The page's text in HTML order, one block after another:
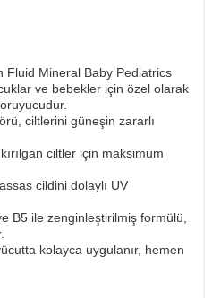
Fluid Mineral Baby Pediatrics
ve bebekler için özel olarak
ciltlerini güneşin zararlı
ciltler için maksimum
cildini dolaylı UV
B5 ile zenginleştirilmiş formülü,
kolayca uygulanır, hemen